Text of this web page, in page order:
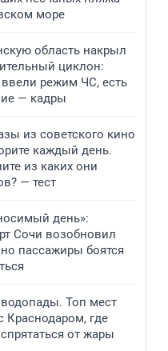
море
область накрыл
циклон:
ввели режим ЧС, есть
— кадры
из советского кино
каждый день.
из каких они
— тест
день»:
Сочи возобновил
но пассажиры боятся
Топ мест
Краснодаром, где
от жары